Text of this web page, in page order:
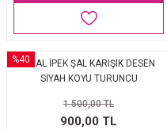
%40VUAL İPEK ŞAL KARIŞIK DESEN
SİYAH KOYU TURUNCU
1.500,00 TL
900,00 TL